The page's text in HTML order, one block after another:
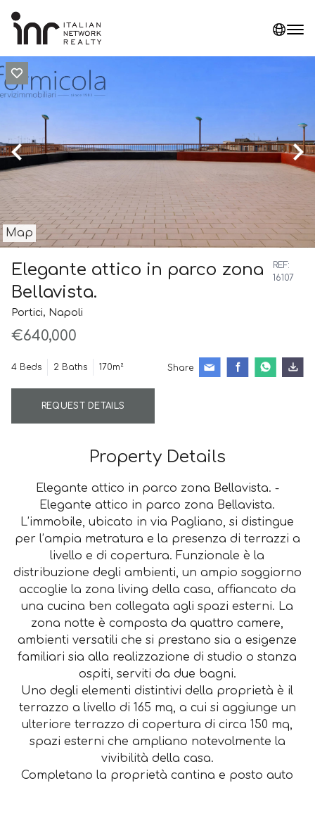
Map
Elegante attico in parco zona
Bellavista.
Portici, Napoli
REF:
16107
€640,000
4 Beds 2 Baths 170m² Share
REQUEST DETAILS
Property Details
Elegante attico in parco zona Bellavista. -
Elegante attico in parco zona Bellavista.
L’immobile, ubicato in via Pagliano, si distingue
per l’ampia metratura e la presenza di terrazzi a
livello e di copertura. Funzionale è la
distribuzione degli ambienti, un ampio soggiorno
accoglie la zona living della casa, affiancato da
una cucina ben collegata agli spazi esterni. La
zona notte è composta da quattro camere,
ambienti versatili che si prestano sia a esigenze
familiari sia alla realizzazione di studio o stanza
ospiti, serviti da due bagni.
Uno degli elementi distintivi della proprietà è il
terrazzo a livello di 165 mq, a cui si aggiunge un
ulteriore terrazzo di copertura di circa 150 mq,
spazi esterni che ampliano notevolmente la
vivibilità della casa.
Completano la proprietà cantina e posto auto